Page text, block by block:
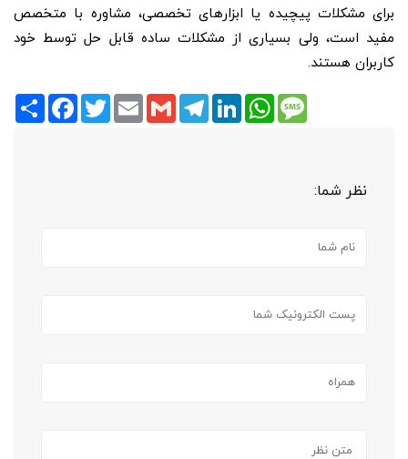
برای مشکلات پیچیده یا ابزارهای تخصصی، مشاوره با متخصص
مفید است، ولی بسیاری از مشکلات ساده قابل حل توسط خود
کاربران هستند.
Share
FacebookTwitter Email Gmail
TelegramLinkedInWhatsAppMessage
نظر شما: